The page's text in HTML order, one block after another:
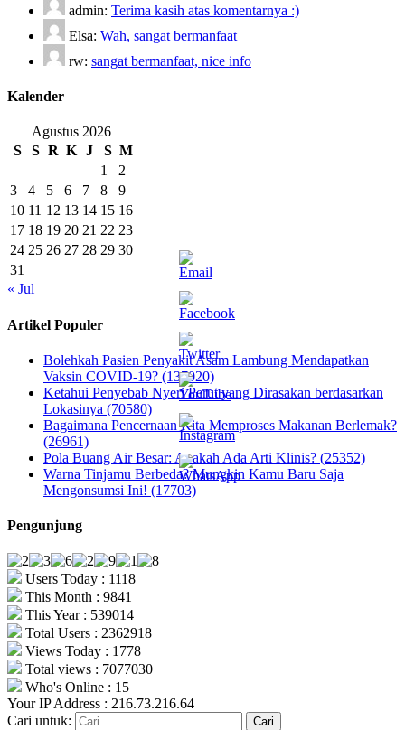
admin: Terima kasih atas komentarnya :)
Elsa: Wah, sangat bermanfaat
rw: sangat bermanfaat, nice info
Kalender
Agustus 2026
S
S R K J S M
1
2
3
4 5 6 7 8
9
10 11 12 13 14 15 16
17 18 19 20 21 22 23
24 25 26 27 28 29 30
31
« Jul
Artikel Populer
Bolehkah Pasien Penyakit Asam Lambung Mendapatkan
Vaksin COVID-19? (137020)
Ketahui Penyebab Nyeri Perut yang Dirasakan berdasarkan
Lokasinya (70580)
Bagaimana Pencernaan Kita Memproses Makanan Berlemak?
(26961)
Pola Buang Air Besar: Apakah Ada Arti Klinis? (25352)
Warna Tinjamu Berbeda? Mungkin Kamu Baru Saja
Mengonsumsi Ini! (17703)
Pengunjung
Users Today : 1118
This Month : 9841
This Year : 539014
Total Users : 2362918
Views Today : 1778
Total views : 7077030
Who's Online : 15
Your IP Address : 216.73.216.64
Cari untuk: